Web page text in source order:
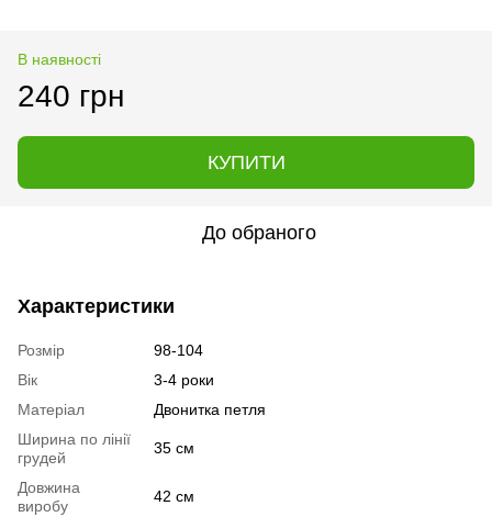
В наявності
240 грн
КУПИТИ
До обраного
Характеристики
Розмір
98-104
Вік
3-4 роки
Матеріал
Двонитка петля
Ширина по лінії
грудей
35 см
Довжина
виробу
42 см